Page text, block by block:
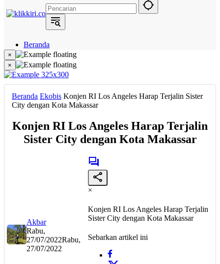
Beranda
Hukum
Berita
Politik
Narasi
Metropolis
Eksekutif
×
×
Beranda Ekobis Konjen RI Los Angeles Harap Terjalin Sister
City dengan Kota Makassar
Konjen RI Los Angeles Harap Terjalin
Sister City dengan Kota Makassar
Akbar
Rabu,
27/07/2022Rabu,
27/07/2022
×
Konjen RI Los Angeles Harap Terjalin
Sister City dengan Kota Makassar
Sebarkan artikel ini